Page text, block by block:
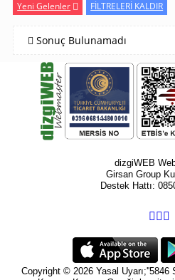
Yeni Gelenler FİLTRELERİ KALDIR
Sonuç Bulunamadı
dizgiWEB
Girsan Group
Destek Hattı:
Copyright © 2026 Yasal Uyarı;''5846